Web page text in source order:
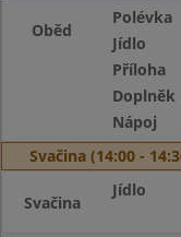
Oběd
Polévka
Jídlo
Příloha
Doplněk
Nápoj
Svačina (14:00 -
Svačina
Jídlo